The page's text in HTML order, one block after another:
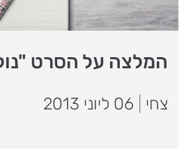
המלצה על הסרט
צחי